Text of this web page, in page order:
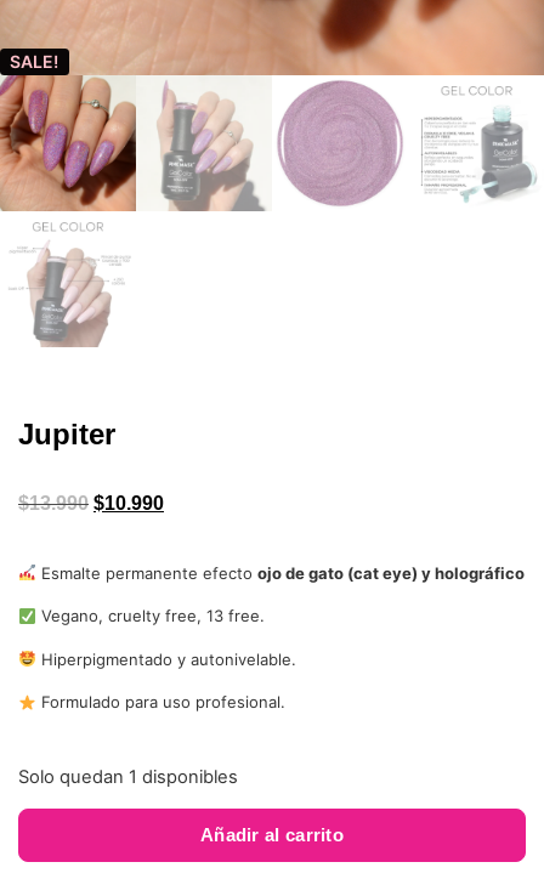
SALE!
Jupiter
$13.990 $10.990
Esmalte permanente efecto ojo de gato (cat eye) y holográfico
Vegano, cruelty free, 13 free.
Hiperpigmentado y autonivelable.
Formulado para uso profesional.
Solo quedan 1 disponibles
Añadir al carrito